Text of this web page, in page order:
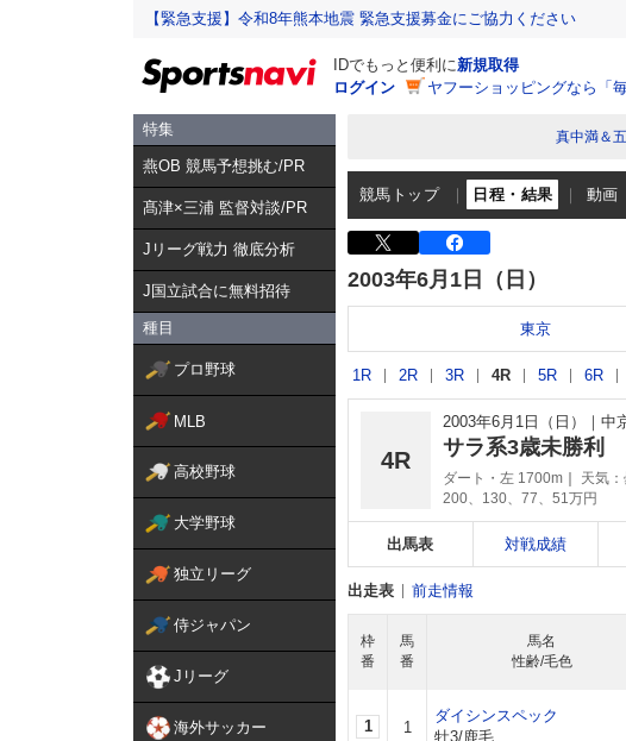
【緊急支援】令和8年熊本地震 緊急支援募金にご協力ください
IDでもっと便利に新規取得
ログイン
ヤフーショッピングなら「
特集
燕OB 競馬予想挑む/PR
髙津×三浦 監督対談/PR
Jリーグ戦力 徹底分析
J国立試合に無料招待
種目
プロ野球
MLB
高校野球
大学野球
独立リーグ
侍ジャパン
Jリーグ
海外サッカー
真中満＆
競馬トップ 日程・結果 動画
2003年6月1日（日）
東京
1R 2R 3R 4R 5R 6R
4R
2003年6月1日（日） 中
サラ系3歳未勝利
ダート・左 1700m 天気：
200、130、77、51万円
出馬表 対戦成績
出走表 前走情報
枠
番
馬
番
馬名
性齢/毛色
1 1
ダイシンスペック
牡3/鹿毛